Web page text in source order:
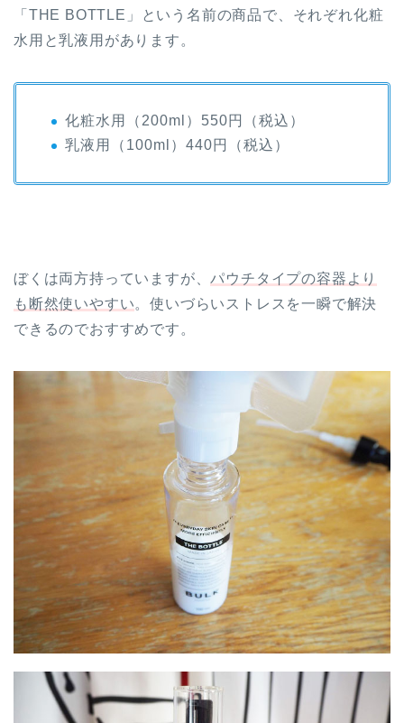
「THE BOTTLE」という名前の商品で、それぞれ化粧
水用と乳液用があります。
化粧水用（200ml）550円（税込）
乳液用（100ml）440円（税込）
ぼくは両方持っていますが、パウチタイプの容器より
も断然使いやすい。使いづらいストレスを一瞬で解決
できるのでおすすめです。